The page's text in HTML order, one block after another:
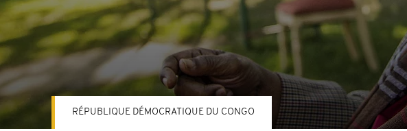
RÉPUBLIQUE DÉMOCRATIQUE DU CONGO